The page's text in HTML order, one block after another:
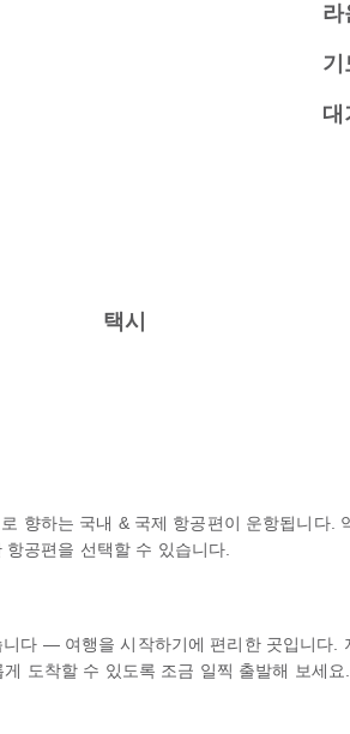
라
기
대
택시
향하는 국내 & 국제 항공편이 운항됩니다.
공편을 선택할 수 있습니다.
다 — 여행을 시작하기에 편리한 곳입니다
도착할 수 있도록 조금 일찍 출발해 보세요.